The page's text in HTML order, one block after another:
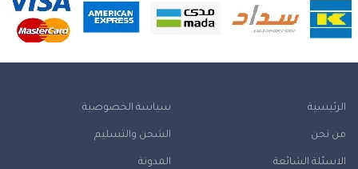
الرئيسية
من نحن
الاسئلة الشائعة
سياسة الخصوصية
الشحن والتسليم
المدونة